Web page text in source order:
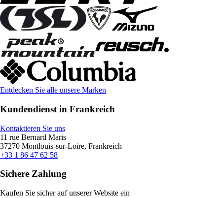
Entdecken Sie alle unsere Marken
Kundendienst in Frankreich
Kontaktieren Sie uns
11 rue Bernard Maris
37270 Montlouis-sur-Loire, Frankreich
+33 1 86 47 62 58
Sichere Zahlung
Kaufen Sie sicher auf unserer Website ein